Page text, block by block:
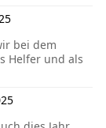
bei dem
Helfer und als